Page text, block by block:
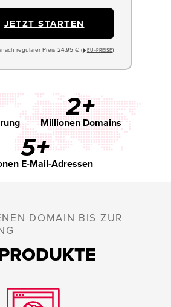
JETZT STARTEN
regulärer Preis 24,95 € ( EU−PREISE)
2+
Millionen Domains
5+
E-Mail-Adressen
DOMAIN BIS ZUR